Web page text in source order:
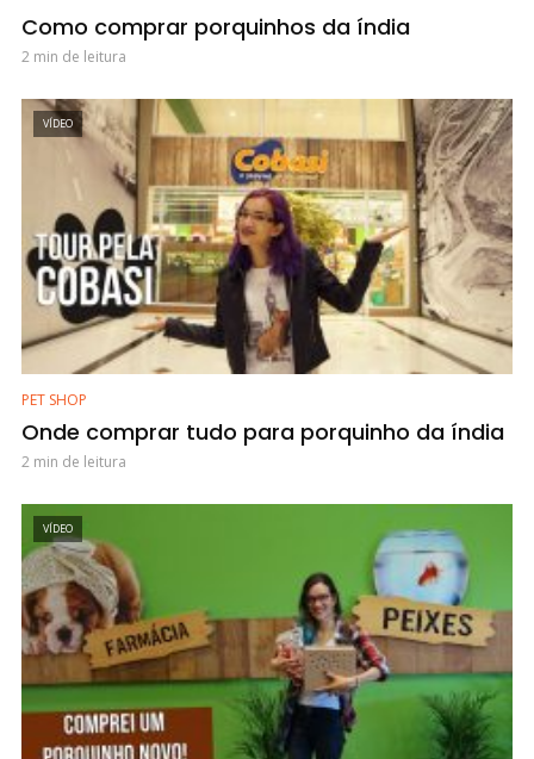
Como comprar porquinhos da índia
2 min de leitura
VÍDEO
PET SHOP
Onde comprar tudo para porquinho da índia
2 min de leitura
VÍDEO